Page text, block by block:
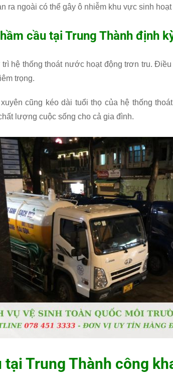
ra ngoài có thể gây ô nhiễm khu vực sinh
cầu tại Trung Thành định
trì hệ thống thoát nước hoạt động trơn tru.
trọng.
cũng kéo dài tuổi thọ của hệ thống
lượng cuộc sống cho cả gia đình.
tại Trung Thành công